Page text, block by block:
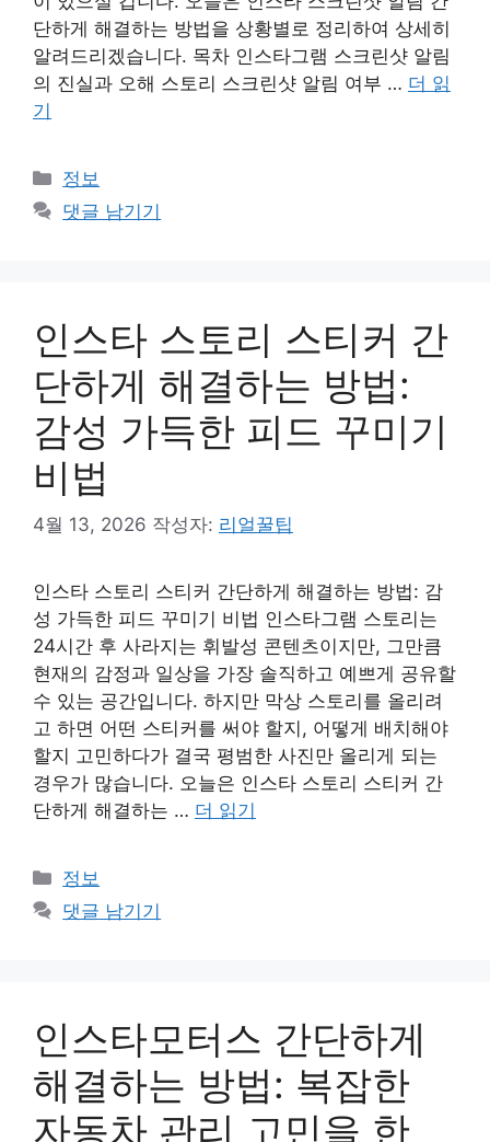
단하게 해결하는 방법을 상황별로 정리하여 상세히
알려드리겠습니다. 목차 인스타그램 스크린샷 알림
의 진실과 오해 스토리 스크린샷 알림 여부 … 더 읽
기
카
테
고
정보
댓글 남기기
인스타 스토리 스티커 간
단하게 해결하는 방법:
감성 가득한 피드 꾸미기
비법
4월 13, 2026 작성자: 리얼꿀팁
인스타 스토리 스티커 간단하게 해결하는 방법: 감
성 가득한 피드 꾸미기 비법 인스타그램 스토리는
24시간 후 사라지는 휘발성 콘텐츠이지만, 그만큼
현재의 감정과 일상을 가장 솔직하고 예쁘게 공유할
수 있는 공간입니다. 하지만 막상 스토리를 올리려
고 하면 어떤 스티커를 써야 할지, 어떻게 배치해야
할지 고민하다가 결국 평범한 사진만 올리게 되는
경우가 많습니다. 오늘은 인스타 스토리 스티커 간
단하게 해결하는 … 더 읽기
카
테
정보
댓글 남기기
인스타모터스 간단하게
해결하는 방법: 복잡한
자동차 관리 고민을 한